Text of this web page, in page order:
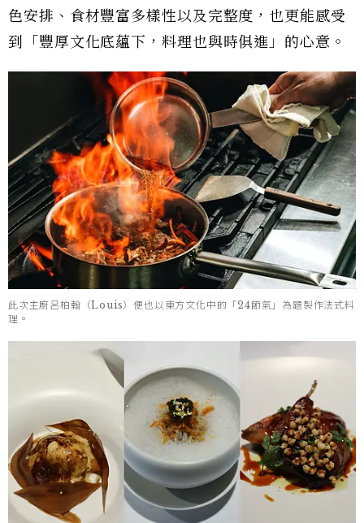
色安排、食材豐富多樣性以及完整度，也更能感受
到「豐厚文化底蘊下，料理也與時俱進」的心意。
此次主廚呂柏翰（Louis）便也以東方文化中的「24節氣」為題製作法式料
理。